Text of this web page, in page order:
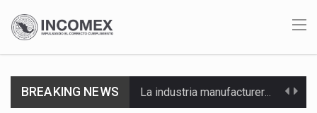
BREAKING NEWS La industria manufacturera de exportación afiliada a Index en Nuevo León ha alcanzado hasta 10%…